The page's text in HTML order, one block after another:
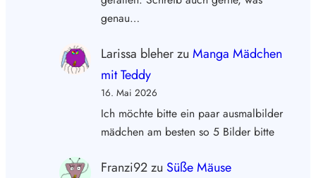
genau…
Larissa bleherzu Manga Mädchen
mit Teddy
16. Mai 2026
Ich möchte bitte ein paar ausmalbilder
mädchen am besten so 5 Bilder bitte
Franzi92zu Süße Mäuse